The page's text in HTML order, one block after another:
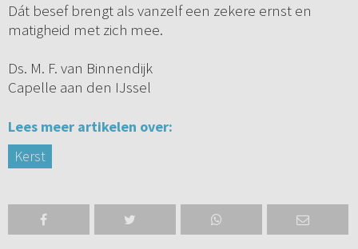
Dát besef brengt als vanzelf een zekere ernst en
matigheid met zich mee.
Ds. M. F. van Binnendijk
Capelle aan den IJssel
Lees meer artikelen over:
Kerst